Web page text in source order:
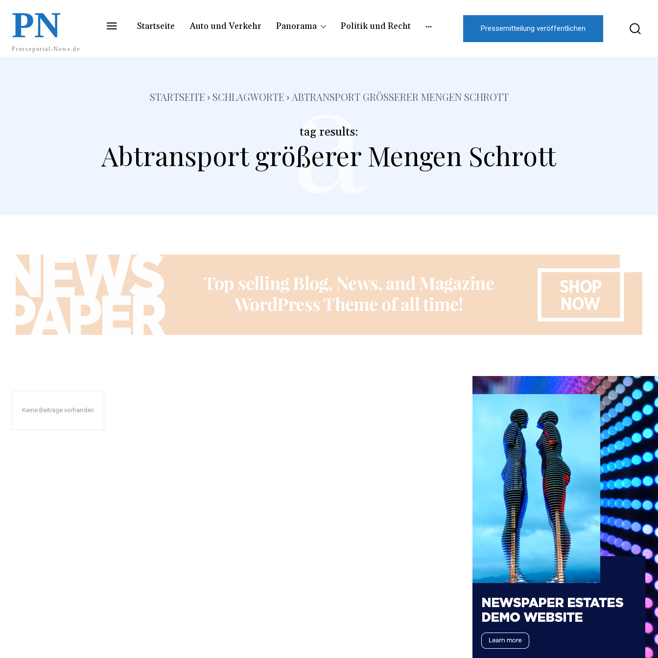
PN
Presseportal-News.de
Startseite Auto und Verkehr Panorama Politik und Recht Pressemitteilung veröffentlichen
STARTSEITE SCHLAGWORTE ABTRANSPORT GRÖSSERER MENGEN SCHROTT
tag results:
Abtransport größerer Mengen Schrott
a
Keine Beiträge vorhanden